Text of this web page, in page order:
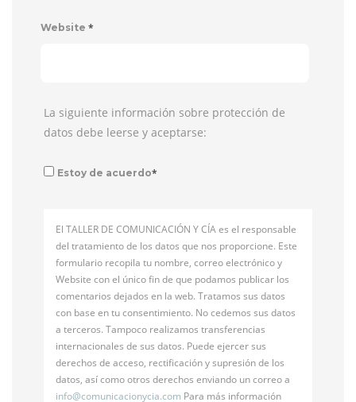
Website *
La siguiente información sobre protección de
datos debe leerse y aceptarse:
Estoy de acuerdo*
El TALLER DE COMUNICACIÓN Y CÍA es el responsable
del tratamiento de los datos que nos proporcione. Este
formulario recopila tu nombre, correo electrónico y
Website con el único fin de que podamos publicar los
comentarios dejados en la web. Tratamos sus datos
con base en tu consentimiento. No cedemos sus datos
a terceros. Tampoco realizamos transferencias
internacionales de sus datos. Puede ejercer sus
derechos de acceso, rectificación y supresión de los
datos, así como otros derechos enviando un correo a
info@comunicacionycia.com Para más información